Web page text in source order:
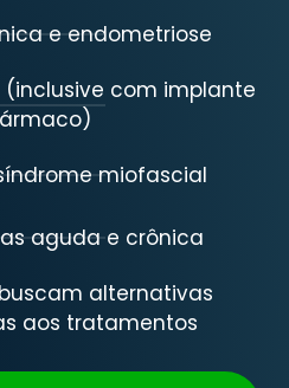
e endometriose
(inclusive com implante
miofascial
aguda e crônica
alternativas
aos tratamentos